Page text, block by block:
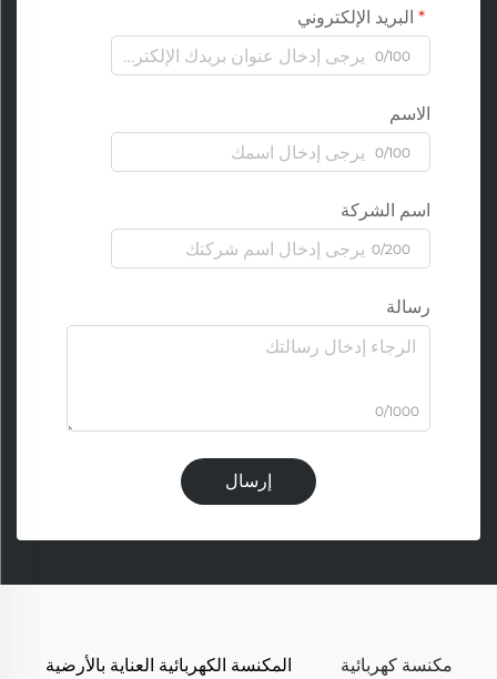
البريد الإلكتروني
0/100
الاسم
0/100
اسم الشركة
0/200
رسالة
0/1000
إرسال
مكنسة كهربائية
المكنسة الكهربائية العناية بالأرضية